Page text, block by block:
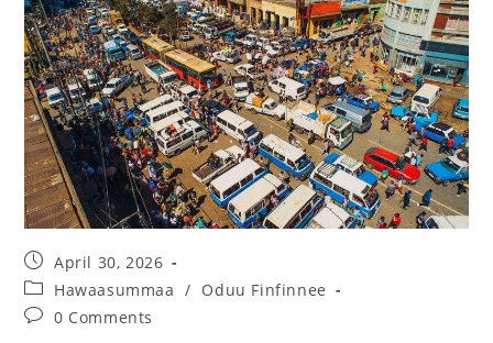
April 30, 2026
Hawaasummaa / Oduu Finfinnee
0 Comments